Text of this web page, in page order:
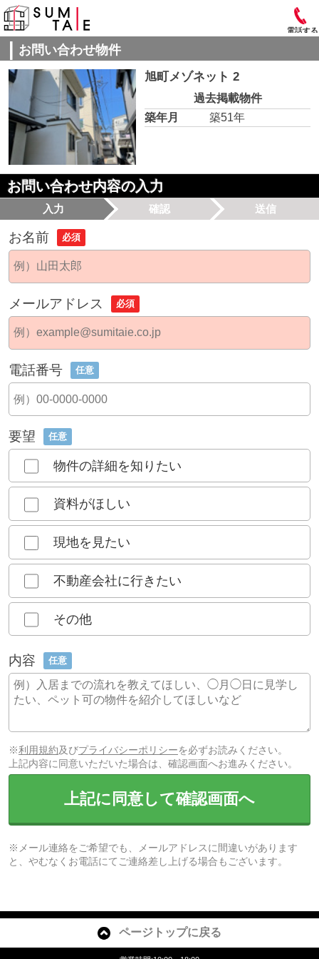
電話する
お問い合わせ物件
旭町メゾネット 2
過去掲載物件
築年月
築51年
お問い合わせ内容の入力
入力 確認 送信
お名前 必須
メールアドレス 必須
電話番号 任意
要望 任意
物件の詳細を知りたい
資料がほしい
現地を見たい
不動産会社に行きたい
その他
内容 任意
※利用規約及びプライバシーポリシーを必ずお読みください。
上記内容に同意いただいた場合は、確認画面へお進みください。
上記に同意して確認画面へ
※メール連絡をご希望でも、メールアドレスに間違いがあります
と、やむなくお電話にてご連絡差し上げる場合もございます。
ページトップに戻る